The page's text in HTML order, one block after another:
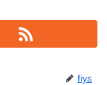
fiys